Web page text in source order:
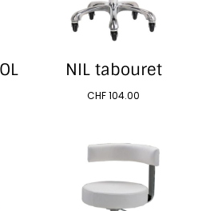
NIL tabouret
CHF104.00